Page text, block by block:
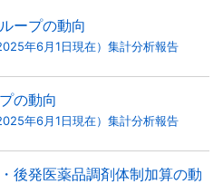
ープの動向
年6月1日現在）集計分析報告
の動向
年6月1日現在）集計分析報告
後発医薬品調剤体制加算の動